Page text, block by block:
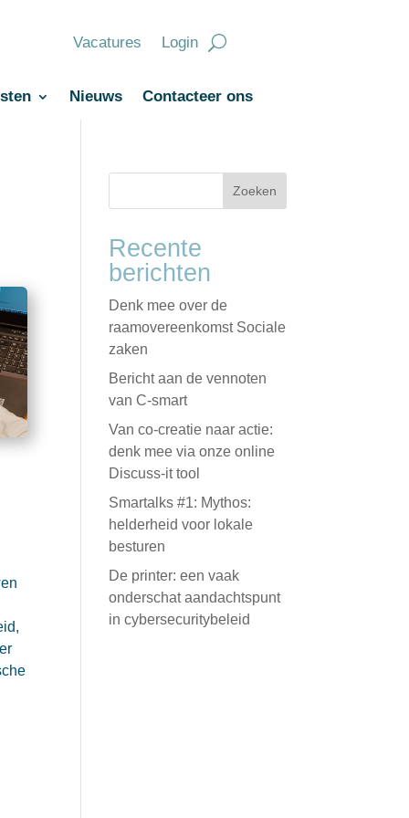
Vacatures Login
Nieuws Contacteer ons
Zoeken
Recente
berichten
Denk mee over de
raamovereenkomst Sociale
zaken
Bericht aan de vennoten
van C-smart
Van co-creatie naar actie:
denk mee via onze online
Discuss-it tool
Smartalks #1: Mythos:
helderheid voor lokale
besturen
De printer: een vaak
onderschat aandachtspunt
in cybersecuritybeleid